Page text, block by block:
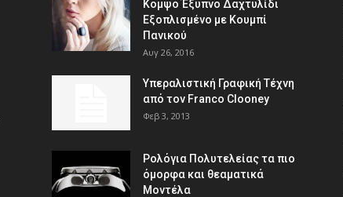
Κομψό Έξυπνο Δαχτυλίδι
Εξοπλισμένο με Κουμπί
Πανικού
Αυγ 26, 2016
Υπεραλιστική Γραφική Τέχνη
από τον Franco Clooney
Φεβ 3, 2013
Ρολόγια Πολυτελείας τα πιο
όμορφα και θεαματικά
Μοντέλα